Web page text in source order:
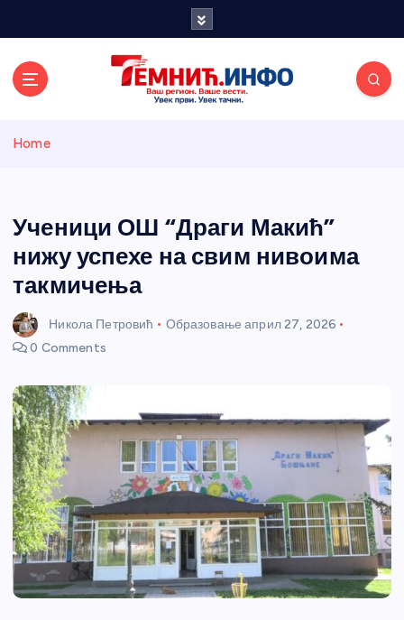
и портал
Home
Ученици ОШ “Драги Макић”
нижу успехе на свим нивоима
такмичења
Никола Петровић Образовање април 27, 2026
0 Comments